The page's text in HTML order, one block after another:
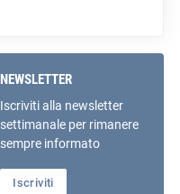
NEWSLETTER
Iscriviti alla newsletter
settimanale per rimanere
sempre informato
Iscriviti